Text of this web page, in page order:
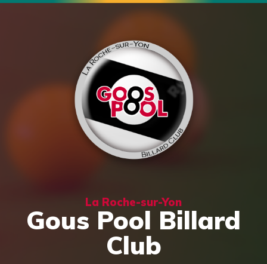
La Roche-sur-Yon
Gous Pool Billard
Club